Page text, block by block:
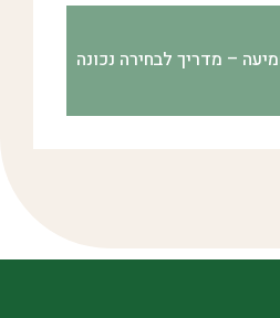
– מדריך לבחירה נכונה